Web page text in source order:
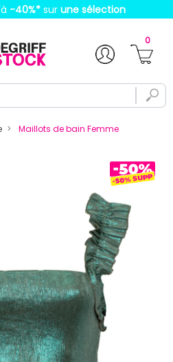
-40%* sur une sélection
0
Maillots de bain Femme